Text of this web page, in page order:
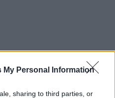
My Personal Information
sharing to third parties, or